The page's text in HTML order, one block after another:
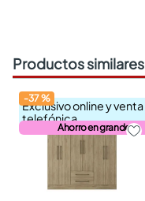
Productos similares
Exclusivo online y venta
telefónica
Ahorro en grande
-37%